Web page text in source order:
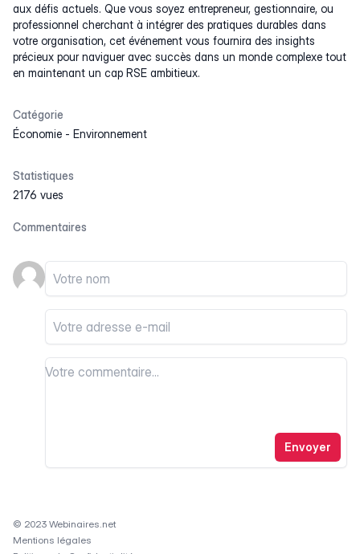
aux défis actuels. Que vous soyez entrepreneur, gestionnaire, ou
professionnel cherchant à intégrer des pratiques durables dans
votre organisation, cet événement vous fournira des insights
précieux pour naviguer avec succès dans un monde complexe tout
en maintenant un cap RSE ambitieux.
Catégorie
Économie - Environnement
Statistiques
2176 vues
Commentaires
Votre nom
Votre email
Votre commentaire
Votre commentaire
Envoyer
© 2023 Webinaires.net
Mentions légales